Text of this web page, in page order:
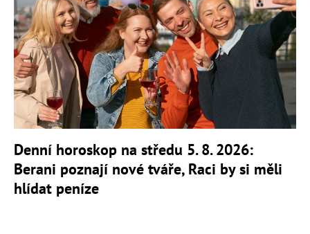
Denní horoskop na středu 5. 8. 2026:
Berani poznají nové tváře, Raci by si měli
hlídat peníze